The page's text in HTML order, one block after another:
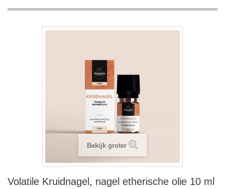
Bekijk groter
Volatile Kruidnagel, nagel etherische olie 10 ml